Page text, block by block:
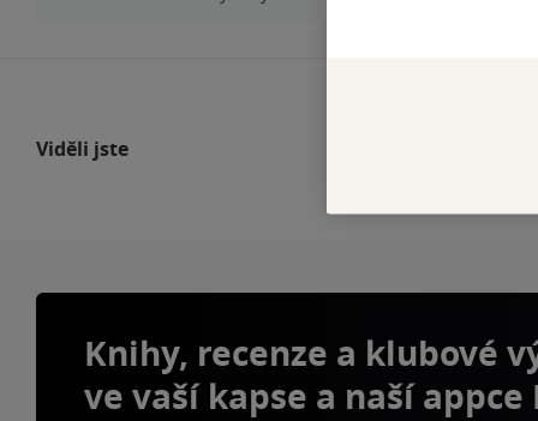
Viděli jste
Knihy, recenze a klubové
ve vaší kapse a naší appce